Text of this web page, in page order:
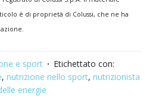
è di proprietà di Colussi, che ne ha
e sport
Etichettato con:
, nutrizione nello sport, nutrizionista
energie